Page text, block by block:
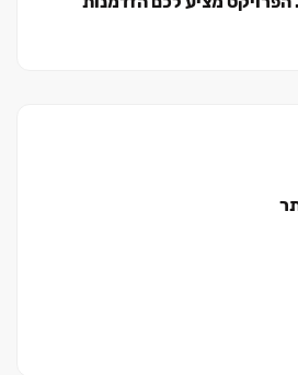
באופקים נחשבת לאחת
גני ילדים ובתי ספר.
וזוגות. השכונה נמצאת בתהליך
שירותים קהילתיים ומסחריים